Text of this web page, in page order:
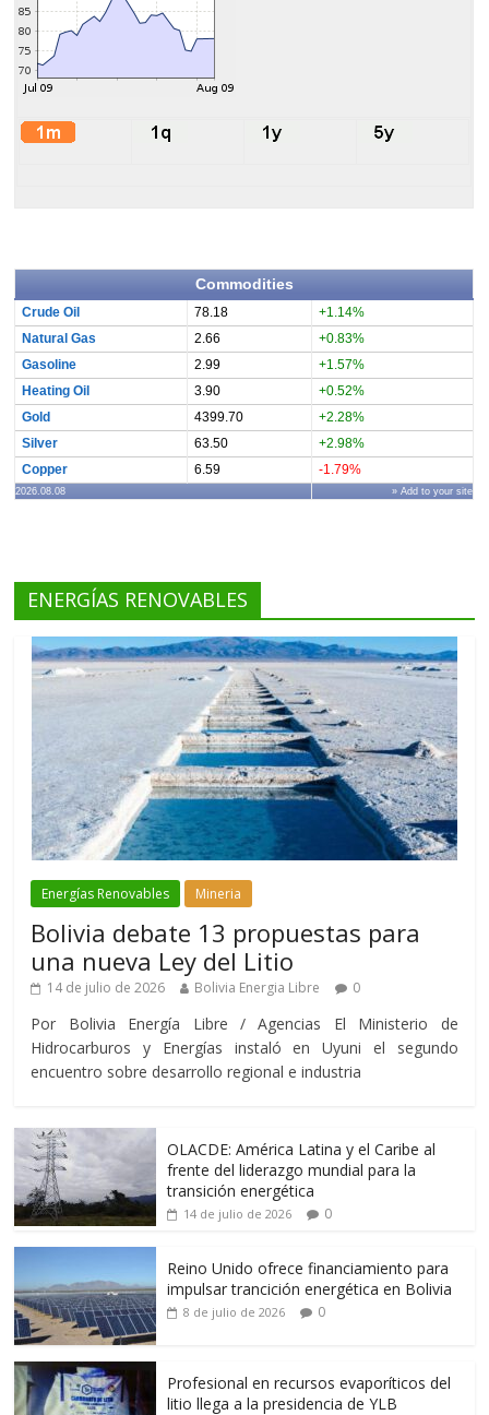
Commodities
Crude Oil 78.18
+1.14%
Natural Gas
2.66
+0.83%
Gasoline
2.99
+1.57%
Heating Oil
3.90
+0.52%
Gold
4399.70
+2.28%
Silver
63.50
+2.98%
Copper
6.59 -1.79%
2026.08.08 » Add to your site
ENERGÍAS RENOVABLES
Energías Renovables Mineria
Bolivia debate 13 propuestas para
una nueva Ley del Litio
14 de julio de 2026 Bolivia Energia Libre 0
Por Bolivia Energía Libre / Agencias El Ministerio de
Hidrocarburos y Energías instaló en Uyuni el segundo
encuentro sobre desarrollo regional e industria
OLACDE: América Latina y el Caribe al
frente del liderazgo mundial para la
transición energética
14 de julio de 2026 0
Reino Unido ofrece financiamiento para
impulsar trancición energética en Bolivia
8 de julio de 2026 0
Profesional en recursos evaporíticos del
litio llega a la presidencia de YLB